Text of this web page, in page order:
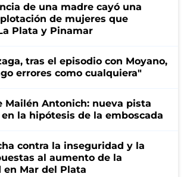
de una madre cayó una
de mujeres que
Plata y Pinamar
tras el episodio con Moyano,
errores como cualquiera"
Mailén Antonich: nueva pista
la hipótesis de la emboscada
contra la inseguridad y la
al aumento de la
Mar del Plata